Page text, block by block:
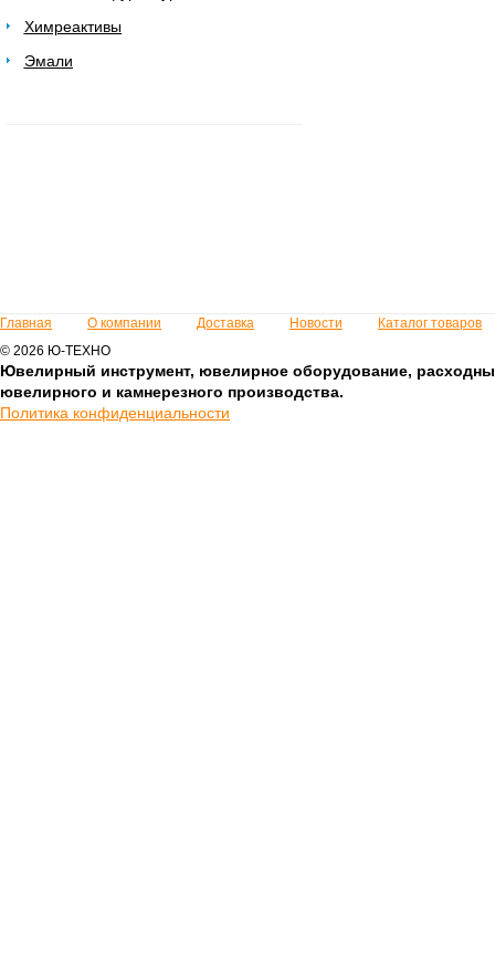
Химреактивы
Эмали
Главная О компании Доставка Новости
Каталог товаров
© 2026 Ю-ТЕХНО
Ювелирный инструмент, ювелирное оборудование,
ювелирного и камнерезного производства.
Политика конфиденциальности